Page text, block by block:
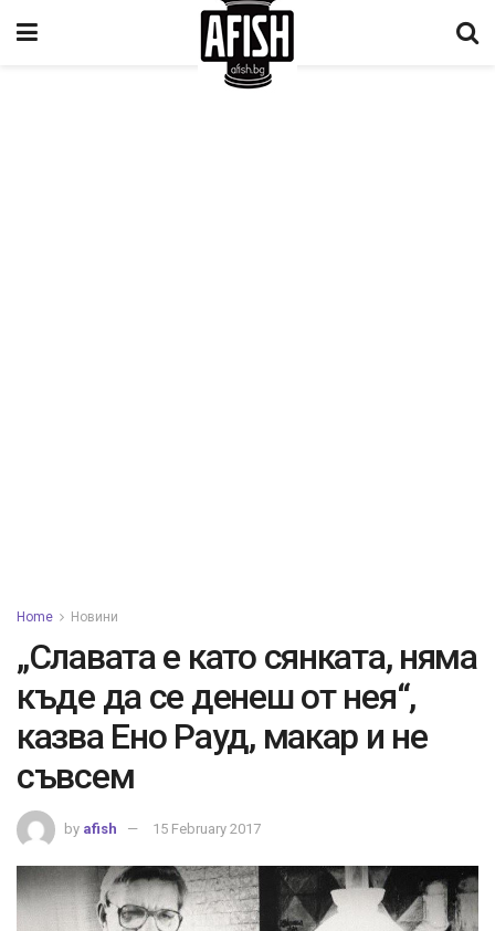
Home Новини
„Славата е като сянката, няма
къде да се денеш от нея“,
казва Ено Рауд, макар и не
съвсем
by afish 15 February 2017